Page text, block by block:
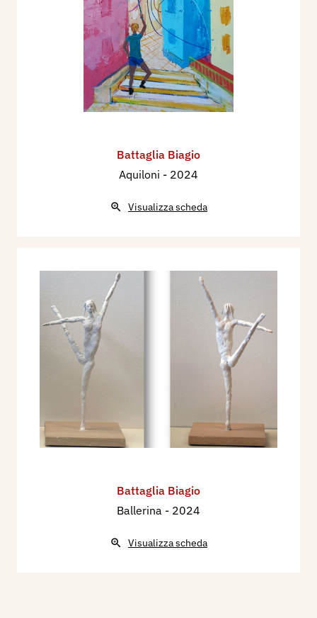
Battaglia Biagio
Aquiloni - 2024
Visualizza scheda
Battaglia Biagio
Ballerina - 2024
Visualizza scheda